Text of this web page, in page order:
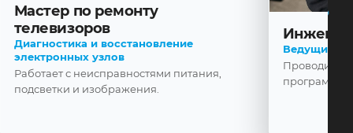
Мастер по ремонту
телевизоров
Диагностика и восстановление
электронных узлов
Работает с неисправностями питания,
подсветки и изображения.
Ведущий
Проводит